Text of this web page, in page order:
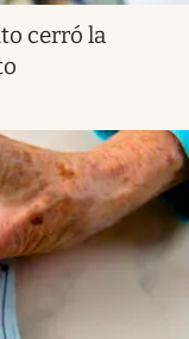
cerró la